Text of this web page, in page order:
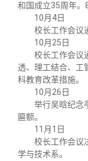
和国成立35周年。
10月4日
校长工作会议
10月25日
校长工作会议
透、理工结合、工
科教育改革措施。
10月26日
举行吴晗纪念
匾额。
11月1日
校长工作会议
学与技术系。